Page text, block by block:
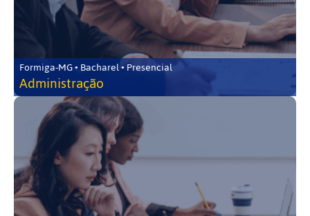
Formiga-MG • Bacharel • Presencial
Administração